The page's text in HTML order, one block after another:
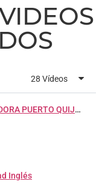
28 Vídeos
TESTIMONIO MULTIPLICADORA PUERTO QUIJARRO
Inglés